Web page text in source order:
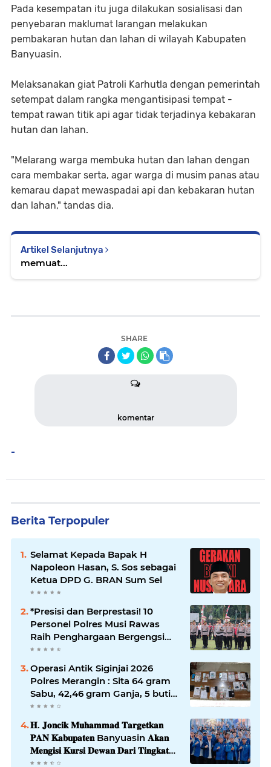
Pada kesempatan itu juga dilakukan sosialisasi dan
penyebaran maklumat larangan melakukan
pembakaran hutan dan lahan di wilayah Kabupaten
Banyuasin.
Melaksanakan giat Patroli Karhutla dengan pemerintah
setempat dalam rangka mengantisipasi tempat -
tempat rawan titik api agar tidak terjadinya kebakaran
hutan dan lahan.
"Melarang warga membuka hutan dan lahan dengan
cara membakar serta, agar warga di musim panas atau
kemarau dapat mewaspadai api dan kebakaran hutan
dan lahan," tandas dia.
Artikel Selanjutnya
memuat...
SHARE
komentar
-
Berita Terpopuler
Selamat Kepada Bapak H
Napoleon Hasan, S. Sos sebagai
Ketua DPD G. BRAN Sum Sel
*Presisi dan Berprestasi! 10
Personel Polres Musi Rawas
Raih Penghargaan Bergengsi
dari Kapolda Sumsel*
Operasi Antik Siginjai 2026
Polres Merangin : Sita 64 gram
Sabu, 42,46 gram Ganja, 5 butir
extasi, dan Amankan 21 Orang
𝐇. 𝐉𝐨𝐧𝐜𝐢𝐤 𝐌𝐮𝐡𝐚𝐦𝐦𝐚𝐝 𝐓𝐚𝐫𝐠𝐞𝐭𝐤𝐚𝐧
𝐏𝐀𝐍 𝐊𝐚𝐛𝐮𝐩𝐚𝐭𝐞𝐧 Banyuasin 𝐀𝐤𝐚𝐧
𝐌𝐞𝐧𝐠𝐢𝐬𝐢 𝐊𝐮𝐫𝐬𝐢 𝐃𝐞𝐰𝐚𝐧 𝐃𝐚𝐫𝐢 𝐓𝐢𝐧𝐠𝐤𝐚𝐭
𝐃𝐏𝐑 𝐃𝐚𝐞𝐫𝐚𝐡 𝐇𝐢𝐧𝐠𝐠𝐚 𝐃𝐏𝐑-𝐑𝐈